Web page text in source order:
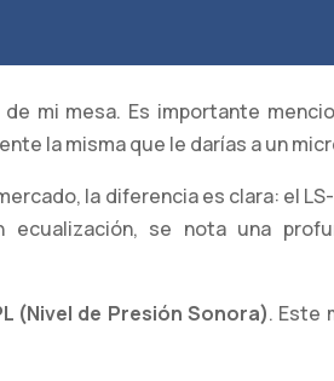
mi mesa. Es importante
la misma que le darías a un
la diferencia es clara: el
ecualización, se nota una
(Nivel de Presión Sonora). Este